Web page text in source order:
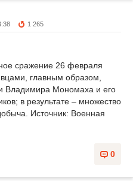
1 265
сражение 26 февраля
главным образом,
Владимира Мономаха и его
в результате – множество
Источник: Военная
0